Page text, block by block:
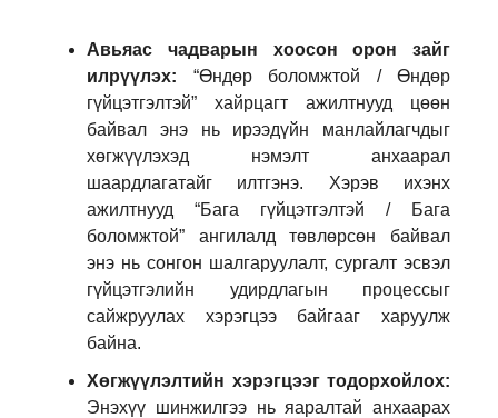
Авьяас чадварын хоосон орон зайг
илрүүлэх: “Өндөр боломжтой / Өндөр
гүйцэтгэлтэй” хайрцагт ажилтнууд цөөн
байвал энэ нь ирээдүйн манлайлагчдыг
хөгжүүлэхэд нэмэлт анхаарал
шаардлагатайг илтгэнэ. Хэрэв ихэнх
ажилтнууд “Бага гүйцэтгэлтэй / Бага
боломжтой” ангилалд төвлөрсөн байвал
энэ нь сонгон шалгаруулалт, сургалт эсвэл
гүйцэтгэлийн удирдлагын процессыг
сайжруулах хэрэгцээ байгааг харуулж
байна.
Хөгжүүлэлтийн хэрэгцээг тодорхойлох:
Энэхүү шинжилгээ нь яаралтай анхаарах